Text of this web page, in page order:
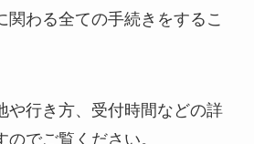
関わる全ての手続きをするこ
や行き方、受付時間などの詳
でご覧ください。